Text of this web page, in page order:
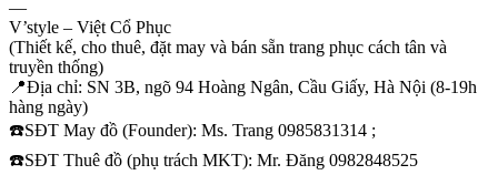
—
V’style – Việt Cổ Phục
(Thiết kế, cho thuê, đặt may và bán sẵn trang phục cách tân và
truyền thống)
📍Địa chỉ: SN 3B, ngõ 94 Hoàng Ngân, Cầu Giấy, Hà Nội (8-19h
hàng ngày)
☎️SĐT May đồ (Founder): Ms. Trang 0985831314 ;
☎️SĐT Thuê đồ (phụ trách MKT): Mr. Đăng 0982848525